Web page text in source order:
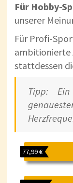
Für Hobby-
unserer
Für Profi-
stattdessen
Tipp:
77,99 €